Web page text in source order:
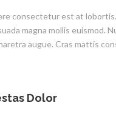
consectetur est at
magna mollis euismod.
augue. Cras mattis
Dolor